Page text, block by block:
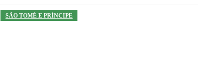
SÃO TOMÉ E PRÍNCIPE